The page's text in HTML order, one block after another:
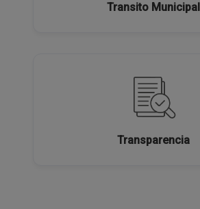
Transito Municipal
Transparencia